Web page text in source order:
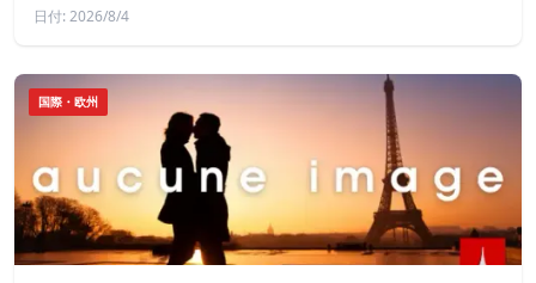
日付: 2026/8/4
国際・欧州